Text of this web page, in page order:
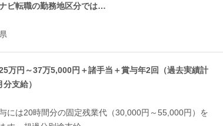
ビ転職の勤務地区分では…
万円～37万5,000円＋諸手当＋賞与年2回（過去実績計
支給）
には20時間分の固定残業代（30,000円～55,000円）を